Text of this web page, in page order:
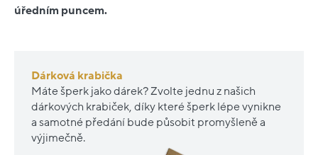
úředním puncem.
Dárková krabička
Máte šperk jako dárek? Zvolte jednu z našich
dárkových krabiček, díky které šperk lépe vynikne
a samotné předání bude působit promyšleně a
výjimečně.